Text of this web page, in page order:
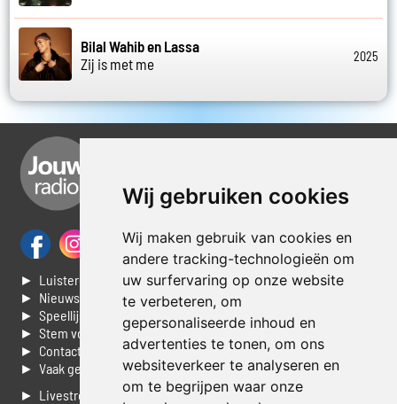
Wij gebruiken cookies
Wij maken gebruik van cookies en
andere tracking-technologieën om
uw surfervaring op onze website
te verbeteren, om
gepersonaliseerde inhoud en
advertenties te tonen, om ons
websiteverkeer te analyseren en
om te begrijpen waar onze
Bilal Wahib en Lassa
Zij is met me
2025
► Luisteren naar Jouwradio
► Nieuws
► Speellijst
► Stem voor de Dag top 3
► Contacteer ons
► Vaak gestelde vragen
► Livestream informatie